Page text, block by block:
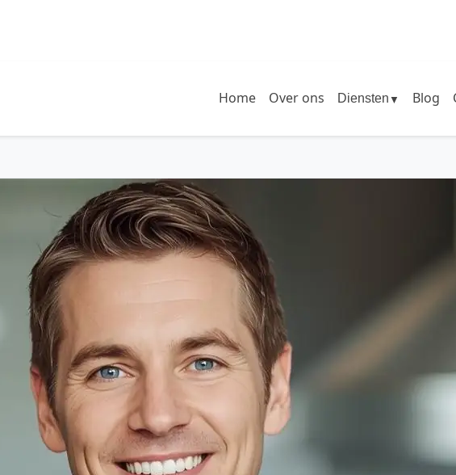
Home Over ons Diensten ▼ Blog